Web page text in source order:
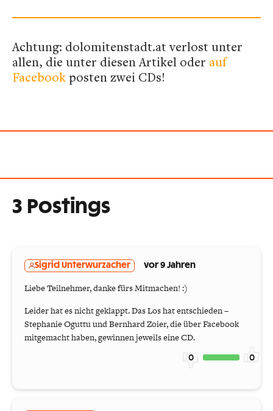
Achtung: dolomitenstadt.at verlost unter
allen, die unter diesen Artikel oder auf
Facebook posten zwei CDs!
3 Postings
Sigrid Unterwurzacher vor 9 Jahren
Liebe Teilnehmer, danke fürs Mitmachen! :)
Leider hat es nicht geklappt. Das Los hat entschieden –
Stephanie Oguttu und Bernhard Zoier, die über Facebook
mitgemacht haben, gewinnen jeweils eine CD.
0 0